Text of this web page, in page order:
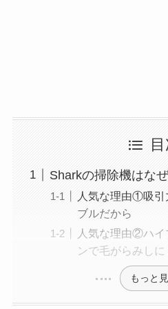
Sharkの掃除機はな
人気な理由①吸引
ブルだから
人気な理由②ハ
ンで毛がらみしに
もっと